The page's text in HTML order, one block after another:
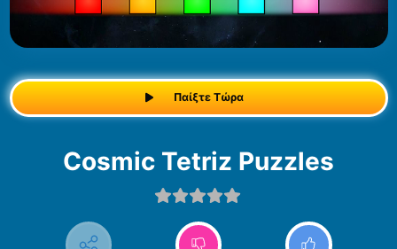
Παίξτε Τώρα
Cosmic Tetriz Puzzles